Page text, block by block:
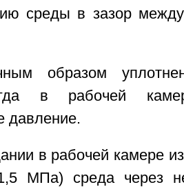
среды в зазор
образом
в рабочей
давление.
в рабочей камере
МПа) среда через